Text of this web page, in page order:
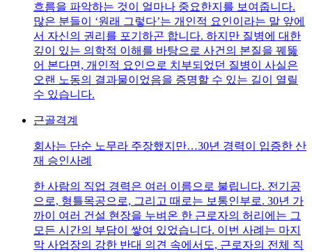
흐름을 파악하는 것이 얼마나 중요한지를 보여줍니다.
많은 분들이 ‘원래 그렇다’는 개인적 요인이라는 말 앞에
서 자신의 권리를 포기하곤 합니다. 하지만 질병에 대한
깊이 있는 의학적 이해를 바탕으로 사건의 본질을 꿰뚫
어 본다면, 개인적 요인으로 치부되었던 질병이 사실은
오랜 노동의 결과물이었음을 증명할 수 있는 길이 열릴
수 있습니다.
근골격계
회사는 단순 노무라 주장했지만…30년 경력이 입증한 산
재 승인사례
한 사람의 직업 경력은 여러 이름으로 불립니다. 전기공
으로, 형틀목공으로, 그리고 때로는 보통인부로. 30년 가
까이 여러 건설 현장을 누벼온 한 근로자의 허리에는 그
모든 시간의 부담이 쌓여 있었습니다. 이번 사례는 마지
막 사업장의 강한 반대 의견 속에서도, 근로자의 전체 직